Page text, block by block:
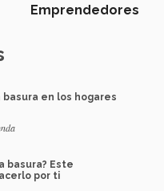
Emprendedores
basura en los hogares
basura? Este
por ti